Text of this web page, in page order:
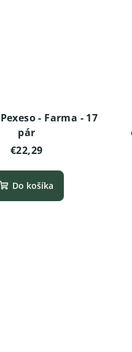
- Farma - 17
pár
€22,29
Do košíka